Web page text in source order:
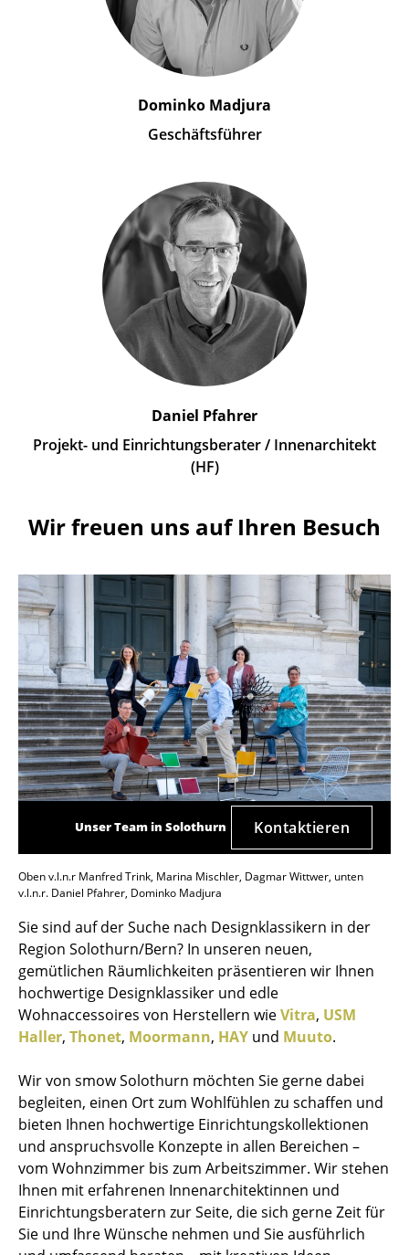
Dominko Madjura
Geschäftsführer
Daniel Pfahrer
Projekt- und Einrichtungsberater / Innenarchitekt
(HF)
Wir freuen uns auf Ihren Besuch
Unser Team in Solothurn Kontaktieren
Oben v.l.n.r Manfred Trink, Marina Mischler, Dagmar Wittwer, unten
v.l.n.r. Daniel Pfahrer, Dominko Madjura
Sie sind auf der Suche nach Designklassikern in der
Region Solothurn/Bern? In unseren neuen,
gemütlichen Räumlichkeiten präsentieren wir Ihnen
hochwertige Designklassiker und edle
Wohnaccessoires von Herstellern wieVitra, USM
Haller, Thonet, Moormann, HAY und Muuto.
Wir von smow Solothurn möchten Sie gerne dabei
begleiten, einen Ort zum Wohlfühlen zu schaffen und
bieten Ihnen hochwertige Einrichtungskollektionen
und anspruchsvolle Konzepte in allen Bereichen –
vom Wohnzimmer bis zum Arbeitszimmer. Wir stehen
Ihnen mit erfahrenen Innenarchitektinnen und
Einrichtungsberatern zur Seite, die sich gerne Zeit für
Sie und Ihre Wünsche nehmen und Sie ausführlich